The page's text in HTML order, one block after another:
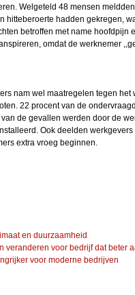
Welgeteld 48 mensen
hitteberoerte hadden gekregen,
betroffen met name hoofdpijn
omdat de werknemer
nam wel maatregelen tegen het
22 procent van de
de gevallen werden door de
Ook deelden werkgevers
extra vroeg beginnen.
en duurzaamheid
veranderen voor bedrijf dat beter
voor moderne bedrijven